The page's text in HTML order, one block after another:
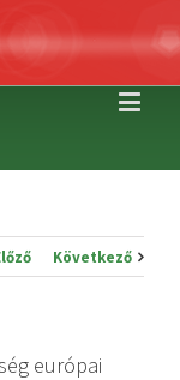
Következő
európai